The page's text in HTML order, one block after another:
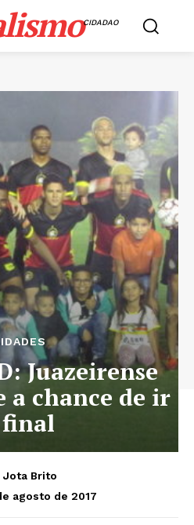
CIDADAO
Juazeirense
a chance de ir
Jota Brito
agosto de 2017